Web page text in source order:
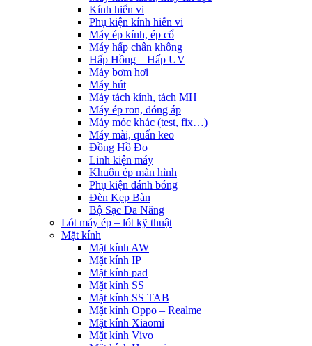
Kính hiển vi
Phụ kiện kính hiển vi
Máy ép kính, ép cổ
Máy hấp chân không
Hấp Hồng – Hấp UV
Máy bơm hơi
Máy hút
Máy tách kính, tách MH
Máy ép ron, đóng áp
Máy móc khác (test, fix…)
Máy mài, quấn keo
Đồng Hồ Đo
Linh kiện máy
Khuôn ép màn hình
Phụ kiện đánh bóng
Đèn Kẹp Bàn
Bộ Sạc Đa Năng
Lót máy ép – lót kỹ thuật
Mặt kính
Mặt kính AW
Mặt kính IP
Mặt kính pad
Mặt kính SS
Mặt kính SS TAB
Mặt kính Oppo – Realme
Mặt kính Xiaomi
Mặt kính Vivo